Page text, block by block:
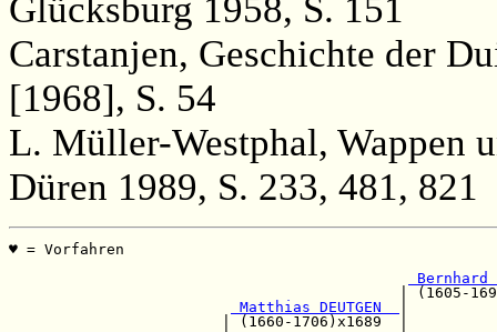
Glücksburg 1958, S. 151
Carstanjen, Geschichte der
[1968], S. 54
L. Müller-Westphal, Wappen
Düren 1989, S. 233, 481, 821
♥ =
Matthias DEUTGEN
| (1660-